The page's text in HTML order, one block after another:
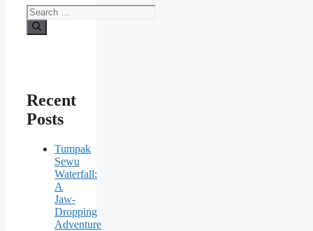
Search
for:
Recent
Posts
Tumpak
Sewu
Waterfall:
A
Jaw-
Dropping
Adventure